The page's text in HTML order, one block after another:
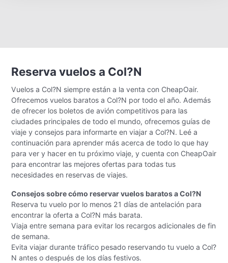
Reserva vuelos a Col?N
Vuelos a Col?N siempre están a la venta con CheapOair.
Ofrecemos vuelos baratos a Col?N por todo el año. Además
de ofrecer los boletos de avión competitivos para las
ciudades principales de todo el mundo, ofrecemos guías de
viaje y consejos para informarte en viajar a Col?N. Leé a
continuación para aprender más acerca de todo lo que hay
para ver y hacer en tu próximo viaje, y cuenta con CheapOair
para encontrar las mejores ofertas para todas tus
necesidades en reservas de viajes.
Consejos sobre cómo reservar vuelos baratos a Col?N
Reserva tu vuelo por lo menos 21 días de antelación para
encontrar la oferta a Col?N más barata.
Viaja entre semana para evitar los recargos adicionales de fin
de semana.
Evita viajar durante tráfico pesado reservando tu vuelo a Col?
N antes o después de los días festivos.